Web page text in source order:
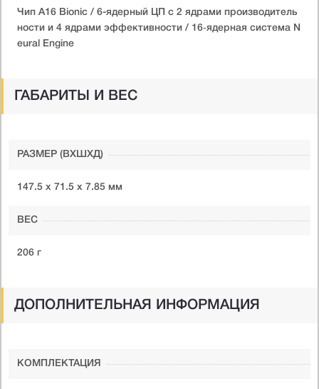
Чип A16 Bionic / 6-ядерный ЦП с 2 ядрами производитель
ности и 4 ядрами эффективности / 16‑ядерная система N
eural Engine
ГАБАРИТЫ И ВЕС
РАЗМЕР (ВXШXД)
147.5 х 71.5 х 7.85 мм
ВЕС
206 г
ДОПОЛНИТЕЛЬНАЯ ИНФОРМАЦИЯ
КОМПЛЕКТАЦИЯ